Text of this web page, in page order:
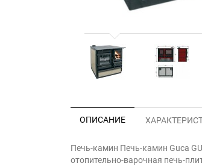
ОПИСАНИЕ
Печь-камин Печь-камин Guca
отопительно-варочная печь-